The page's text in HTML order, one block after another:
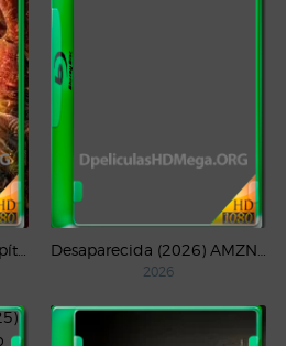
Kantara Una Leyenda Capítulo – 1 (2025) WEB-DL 1080p Latino Desaparecida (2026) AMZN Temporada 1 WEB-DL 1080p Latino
2026